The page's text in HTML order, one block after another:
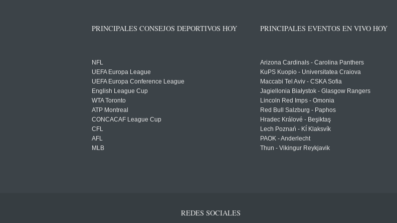
PRINCIPALES CONSEJOS DEPORTIVOS HOY
NFL
UEFA Europa League
UEFA Europa Conference League
English League Cup
WTA Toronto
ATP Montreal
CONCACAF League Cup
CFL
AFL
MLB
PRINCIPALES EVENTOS EN VIVO HOY
Arizona Cardinals - Carolina Panthers
KuPS Kuopio - Universitatea Craiova
Maccabi Tel Aviv - CSKA Sofia
Jagiellonia Białystok - Glasgow Rangers
Lincoln Red Imps - Omonia
Red Bull Salzburg - Paphos
Hradec Králové - Beşiktaş
Lech Poznań - KÍ Klaksvík
PAOK - Anderlecht
Thun - Vikingur Reykjavik
REDES SOCIALES